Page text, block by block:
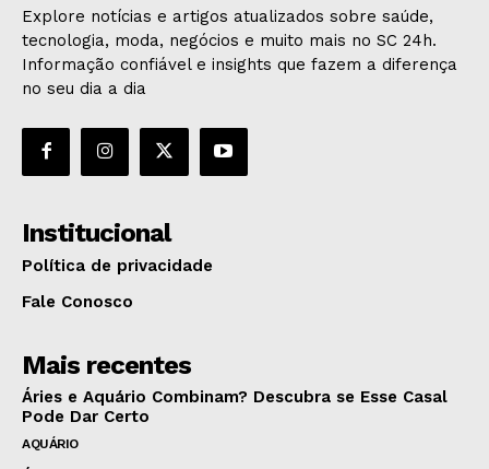
Explore notícias e artigos atualizados sobre saúde,
tecnologia, moda, negócios e muito mais no SC 24h.
Informação confiável e insights que fazem a diferença
no seu dia a dia
Institucional
Política de privacidade
Fale Conosco
Mais recentes
Áries e Aquário Combinam? Descubra se Esse Casal
Pode Dar Certo
AQUÁRIO